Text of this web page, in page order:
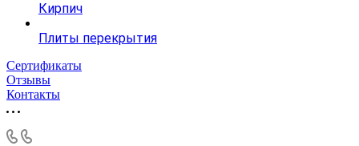
Кирпич
Плиты перекрытия
Сертификаты
Отзывы
Контакты